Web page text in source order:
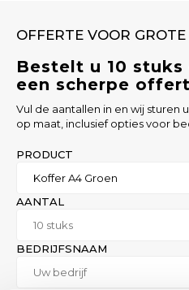
OFFERTE VOOR
Bestelt u 10 stuks
een scherpe
Vul de aantallen in en wij sturen
op maat, inclusief opties voor
PRODUCT
AANTAL
BEDRIJFSNAAM